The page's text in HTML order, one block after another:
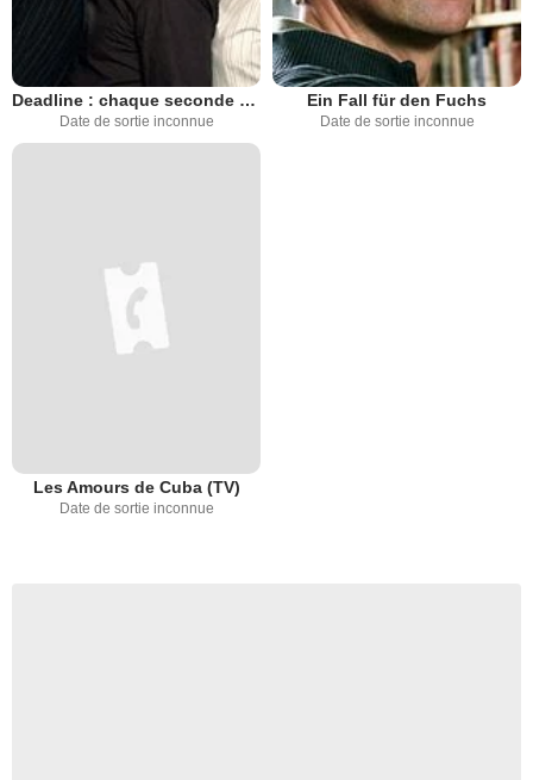
Deadline : chaque seconde compte
Date de sortie inconnue
Ein Fall für den Fuchs
Date de sortie inconnue
Les Amours de Cuba (TV)
Date de sortie inconnue